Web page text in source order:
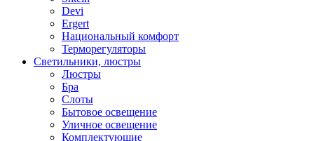
Devi
Ergert
Национальный комфорт
Терморегуляторы
Светильники, люстры
Люстры
Бра
Слоты
Бытовое освещение
Уличное освещение
Комплектующие